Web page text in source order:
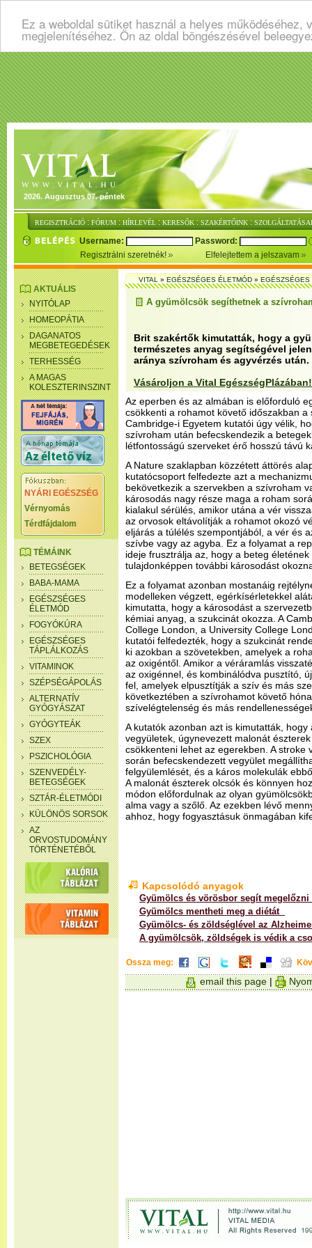
Ez a weboldal sütiket használ a helyes
megjelenítéséhez. Ön az oldal böngészésével
2026. Augusztus 07. péntek
REGISZTRÁCIÓ : FÓRUM : HÍRLEVÉL : KERESŐK : SZAKÉRTŐINK :
Username:
Password:
Regisztrálni szeretnék!
Elfelejtettem a jelszavam
AKTUÁLIS
NYITÓLAP
HOMEOPÁTIA
DAGANATOS
MEGBETEGEDÉSEK
TERHESSÉG
A MAGAS
KOLESZTERINSZINT
NYÁRI EGÉSZSÉG
Vérnyomás
Térdfájdalom
TÉMÁINK
BETEGSÉGEK
BABA-MAMA
EGÉSZSÉGES
ÉLETMÓD
FOGYÓKÚRA
EGÉSZSÉGES
TÁPLÁLKOZÁS
VITAMINOK
SZÉPSÉGÁPOLÁS
ALTERNATÍV
GYÓGYÁSZAT
GYÓGYTEÁK
SZEX
PSZICHOLÓGIA
SZENVEDÉLY-
BETEGSÉGEK
SZTÁR-ÉLETMÓDI
KÜLÖNÖS SORSOK
AZ
ORVOSTUDOMÁNY
TÖRTÉNETÉBŐL
VITAL»EGÉSZSÉGES ÉLETMÓD»
A gyümölcsök segíthetnek a
Brit szakértők kimutatták, hogy a
természetes anyag segítségével
aránya szívroham és agyvérzés után.
Vásároljon a Vital EgészségPlázában!
Az eperben és az almában is előforduló
csökkenti a rohamot követő időszakban a
Cambridge-i Egyetem kutatói úgy vélik,
szívroham után befecskendezik a
létfontosságú szerveket érő hosszú távú
A Nature szaklapban közzétett áttörés
kutatócsoport felfedezte azt a
bekövetkezik a szervekben a szívroham
károsodás nagy része maga a roham
kialakul sérülés, amikor utána a vér
az orvosok eltávolítják a rohamot okozó
eljárás a túlélés szempontjából, a vér és
szívbe vagy az agyba. Ez a folyamat a
ideje frusztrálja az, hogy a beteg
tulajdonképpen további károsodást
Ez a folyamat azonban mostanáig
modelleken végzett, egérkísérletekkel
kimutatta, hogy a károsodást a
kémiai anyag, a szukcinát okozza. A
College London, a University College
kutatói felfedezték, hogy a szukcinát
ki azokban a szövetekben, amelyek a
az oxigéntől. Amikor a véráramlás
az oxigénnel, és kombinálódva pusztító,
fel, amelyek elpusztítják a szív és más
következtében a szívrohamot követő
szívelégtelenség és más
A kutatók azonban azt is kimutatták,
vegyületek, úgynevezett malonát
csökkenteni lehet az egerekben. A stroke
során befecskendezett vegyület
felgyülemlését, és a káros molekulák
A malonát észterek olcsók és könnyen
módon előfordulnak az olyan
alma vagy a szőlő. Az ezekben lévő
ahhoz, hogy fogyasztásuk önmagában
Kapcsolódó anyagok
Gyümölcs és vörösbor segít megelőzni
Gyümölcs mentheti meg a diétát
Gyümölcs- és zöldséglével az
A gyümölcsök, zöldségek is védik a
Ossza meg:
email this page |